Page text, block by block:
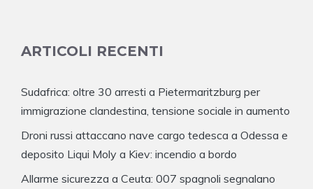
ARTICOLI RECENTI
Sudafrica: oltre 30 arresti a Pietermaritzburg per
immigrazione clandestina, tensione sociale in aumento
Droni russi attaccano nave cargo tedesca a Odessa e
deposito Liqui Moly a Kiev: incendio a bordo
Allarme sicurezza a Ceuta: 007 spagnoli segnalano